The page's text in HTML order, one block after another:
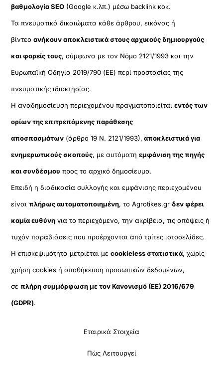
βαθμολογία SEO (Google κ.λπ.) μέσω backlink κοκ.
Τα πνευματικά δικαιώματα κάθε άρθρου, εικόνας ή
βίντεοανήκουν αποκλειστικά στους αρχικούς δημιουργούς
και φορείς τους, σύμφωνα με τον Νόμο 2121/1993 και την
Ευρωπαϊκή Οδηγία 2019/790 (ΕΕ) περί προστασίας της
πνευματικής ιδιοκτησίας.
Η αναδημοσίευση περιεχομένου πραγματοποιείταιεντός των
ορίων της επιτρεπόμενης παράθεσης
αποσπασμάτων (άρθρο 19 Ν. 2121/1993), αποκλειστικά για
ενημερωτικούς σκοπούς, με αυτόματηεμφάνιση της πηγής
και συνδέσμου προς το αρχικό δημοσίευμα.
Επειδή η διαδικασία συλλογής και εμφάνισης περιεχομένου
είναιπλήρως αυτοματοποιημένη, το Agrotikes.gr δεν φέρει
καμία ευθύνη για το περιεχόμενο, την ακρίβεια, τις απόψεις ή
τυχόν παραβιάσεις που προέρχονται από τρίτες ιστοσελίδες.
Η επισκεψιμότητα μετριέται μεcookieless στατιστικά, χωρίς
χρήση cookies ή αποθήκευση προσωπικών δεδομένων,
σεπλήρη συμμόρφωση με τον Κανονισμό (ΕΕ) 2016/679
(GDPR).
Εταιρικά Στοιχεία
Πώς Λειτουργεί